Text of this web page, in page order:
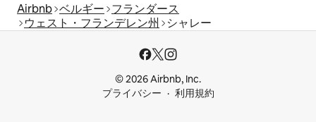
Airbnb ベルギー フランダース
ウェスト・フランデレン州
シャレー
© 2026 Airbnb, Inc.
プライバシー
利用規約